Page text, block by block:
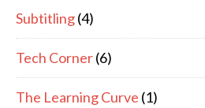
Subtitling(4)
Tech Corner(6)
The Learning Curve (1)